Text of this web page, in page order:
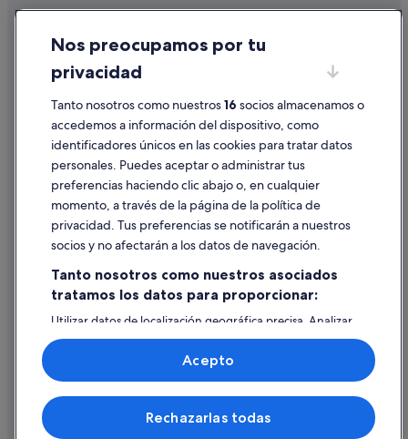
Condiciones de uso
Información legal/contacto
Pautas sobre el contenido y cómo denunciar contenido
Ayuda
Cancelar un vuelo
Cancelar una reserva de hotel o de un alquiler vacacional
Utilizar un cupón de Expedia
Documentos para viajes internacionales
© 2026 Expedia, Inc., una empresa de Expedia Group. Todos los
derechos reservados. Expedia y el logotipo de Expedia son marcas
Nos preocupamos por tu
privacidad
Tanto nosotros como nuestros16 socios almacenamos o
accedemos a información del dispositivo, como
identificadores únicos en las cookies para tratar datos
personales. Puedes aceptar o administrar tus
preferencias haciendo clic abajo o, en cualquier
momento, a través de la página de la política de
privacidad. Tus preferencias se notificarán a nuestros
socios y no afectarán a los datos de navegación.
Tanto nosotros como nuestros asociados
tratamos los datos para proporcionar:
Utilizar datos de localización geográfica precisa. Analizar
activamente las características del dispositivo para su
identificación. Almacenar la información en un dispositivo
y/o acceder a ella. Publicidad y contenido personalizados,
medición de publicidad y contenido, investigación de
audiencia y desarrollo de servicios.
Lista de asociados (proveedores)
Rechazarlas todas
Acepto